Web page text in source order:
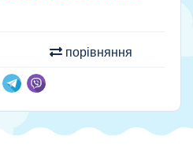
порівняння